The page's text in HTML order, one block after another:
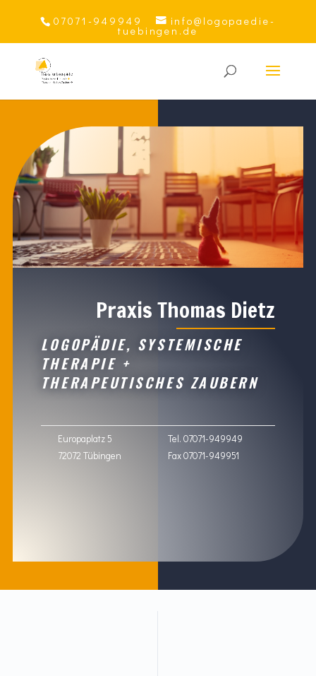
07071-949949 info@logopaedie-
tuebingen.de
Praxis Thomas Dietz
LOGOPÄDIE, SYSTEMISCHE
THERAPIE +
THERAPEUTISCHES ZAUBERN
Europaplatz 5
72072 Tübingen
Tel. 07071-949949
Fax 07071-949951